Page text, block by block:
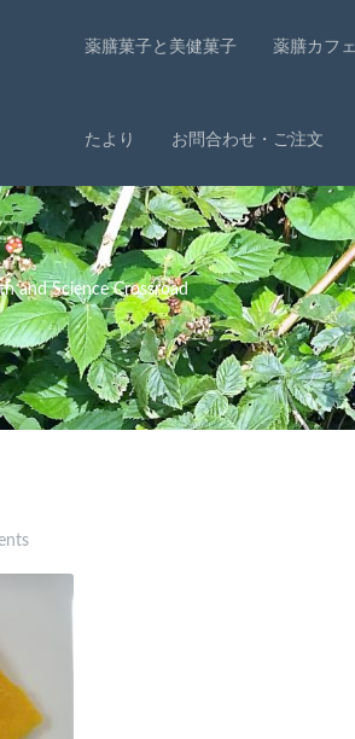
薬膳菓子と美健菓子 薬膳カフェ
たより お問合わせ・ご注文
and Science Crossroad